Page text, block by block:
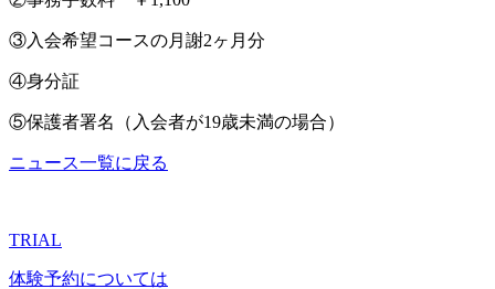
③入会希望コースの月謝2ヶ月分
④身分証
⑤保護者署名（入会者が19歳未満の場合）
ニュース一覧に戻る
TRIAL
体験予約については